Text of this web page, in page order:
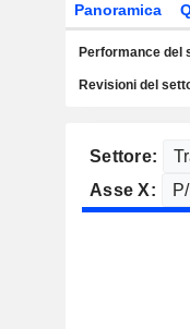
Panoramica
Performance del
Revisioni del
Settore:
Asse X: